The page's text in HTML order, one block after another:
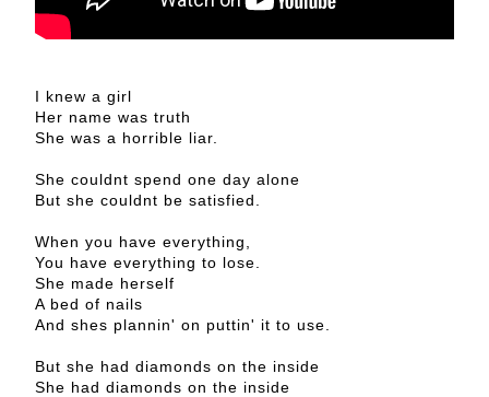
I knew a girl
Her name was truth
She was a horrible liar.
She couldnt spend one day alone
But she couldnt be satisfied.
When you have everything,
You have everything to lose.
She made herself
A bed of nails
And shes plannin' on puttin' it to use.
But she had diamonds on the inside
She had diamonds on the inside